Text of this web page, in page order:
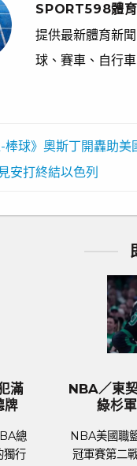
SPORT598體育
提供最新體育新
球、賽車、自行
棒球》奧斯丁開轟助美
打終結以色列
軍團』英
迷熱列歡
眾矚目的
歐
後
足
國家